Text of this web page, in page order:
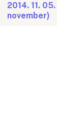
2014. 11.
november)